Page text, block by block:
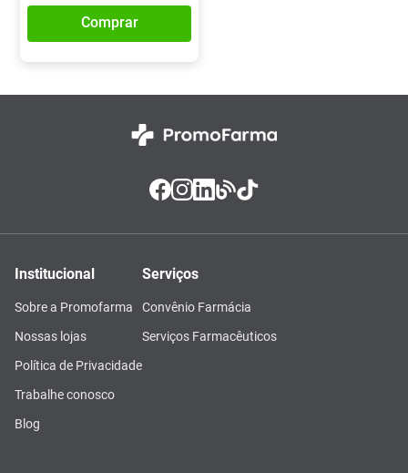
Comprar
Institucional
Sobre a Promofarma
Nossas lojas
Política de Privacidade
Trabalhe conosco
Blog
Serviços
Convênio Farmácia
Serviços Farmacêuticos